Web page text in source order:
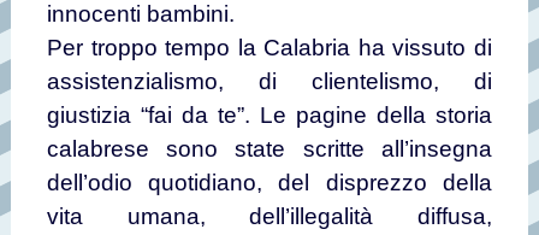
innocenti bambini.
Per troppo tempo la Calabria ha vissuto di
assistenzialismo, di clientelismo, di
giustizia “fai da te”. Le pagine della storia
calabrese sono state scritte all’insegna
dell’odio quotidiano, del disprezzo della
vita umana, dell’illegalità diffusa,